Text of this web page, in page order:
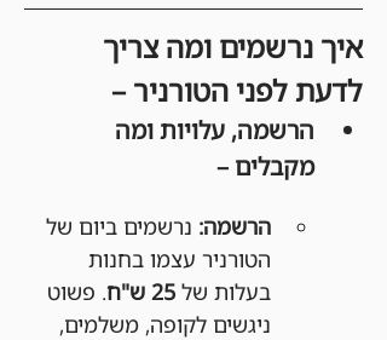
איך נרשמים ומה צריך
לדעת לפני הטורניר –
הרשמה, עלויות ומה
מקבלים –
הרשמה: נרשמים ביום של
הטורניר עצמו בחנות
בעלות של 25 ש"ח
. פשוט
ניגשים לקופה, משלמים,